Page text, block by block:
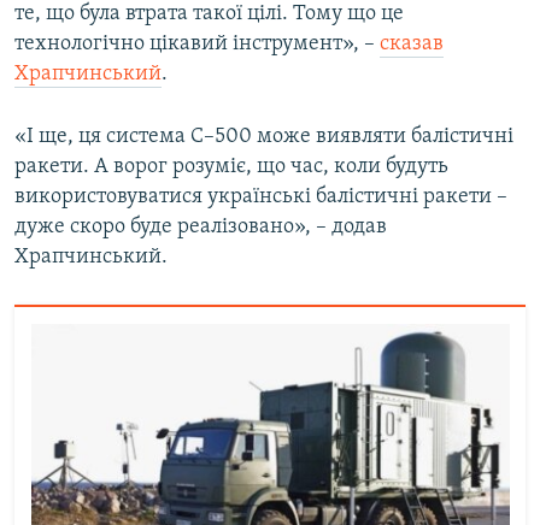
те, що була втрата такої цілі. Тому що це
технологічно цікавий інструмент», – сказав
Храпчинський.
«І ще, ця система С–500 може виявляти балістичні
ракети. А ворог розуміє, що час, коли будуть
використовуватися українські балістичні ракети –
дуже скоро буде реалізовано», – додав
Храпчинський.